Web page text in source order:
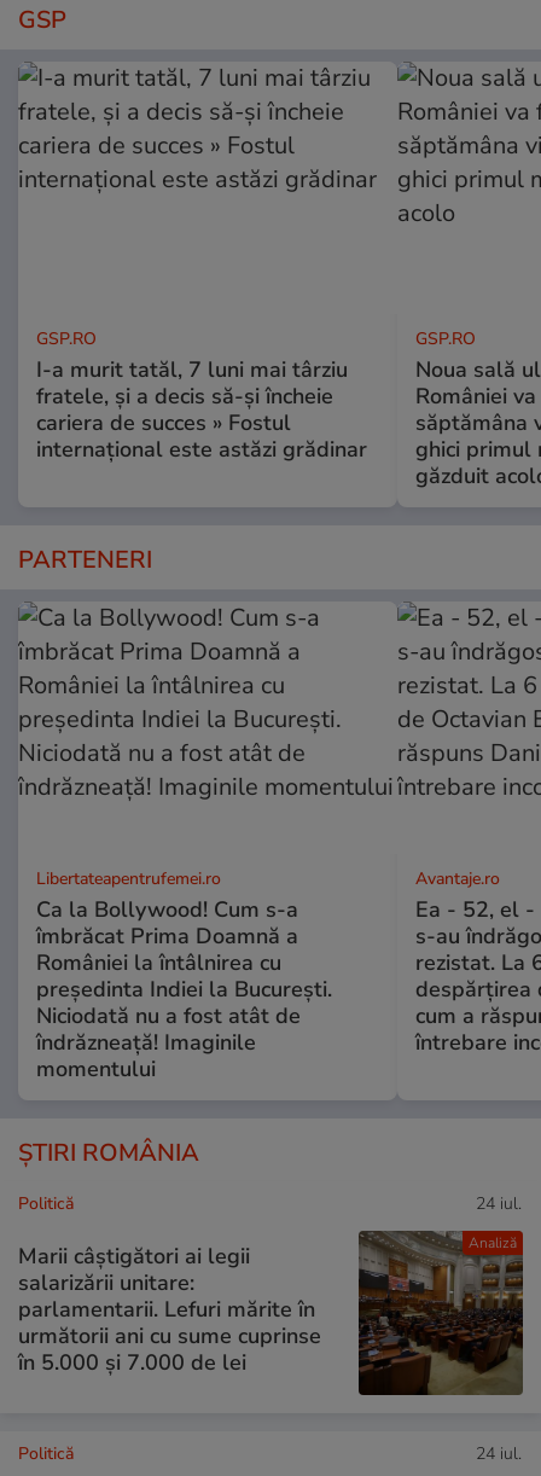
GSP
GSP.RO
I-a murit tatăl, 7 luni mai târziu
fratele, și a decis să-și încheie
cariera de succes » Fostul
internațional este astăzi grădinar
GSP.RO
Noua sală
României
săptămâna
ghici primul
găzduit
PARTENERI
Libertateapentrufemei.ro
Ca la Bollywood! Cum s-a
îmbrăcat Prima Doamnă a
României la întâlnirea cu
președinta Indiei la București.
Niciodată nu a fost atât de
îndrăzneață! Imaginile
momentului
Avantaje.ro
Ea - 52, el -
s-au
rezistat. La
despărțirea
cum a
întrebare
ȘTIRI ROMÂNIA
Analiză
Politică 24 iul.
Marii câștigători ai legii
salarizării unitare:
parlamentarii. Lefuri mărite în
următorii ani cu sume cuprinse
în 5.000 și 7.000 de lei
Politică 24 iul.